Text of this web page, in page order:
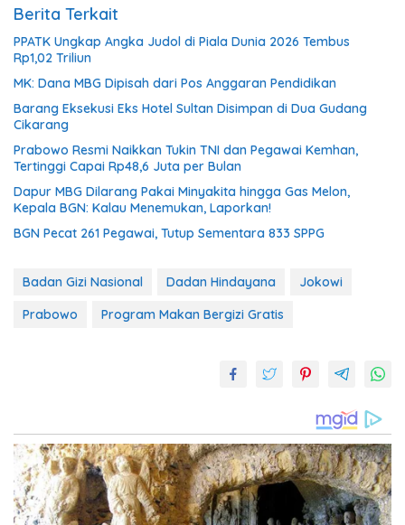
Berita Terkait
PPATK Ungkap Angka Judol di Piala Dunia 2026 Tembus
Rp1,02 Triliun
MK: Dana MBG Dipisah dari Pos Anggaran Pendidikan
Barang Eksekusi Eks Hotel Sultan Disimpan di Dua Gudang
Cikarang
Prabowo Resmi Naikkan Tukin TNI dan Pegawai Kemhan,
Tertinggi Capai Rp48,6 Juta per Bulan
Dapur MBG Dilarang Pakai Minyakita hingga Gas Melon,
Kepala BGN: Kalau Menemukan, Laporkan!
BGN Pecat 261 Pegawai, Tutup Sementara 833 SPPG
Badan Gizi Nasional Dadan Hindayana
Jokowi
Prabowo
Program Makan Bergizi Gratis